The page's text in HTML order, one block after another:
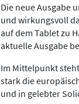
Die neue Ausgabe
und wirkungsvoll
auf dem Tablet zu
aktuelle Ausgabe
Im Mittelpunkt
stark die
und in gelebter